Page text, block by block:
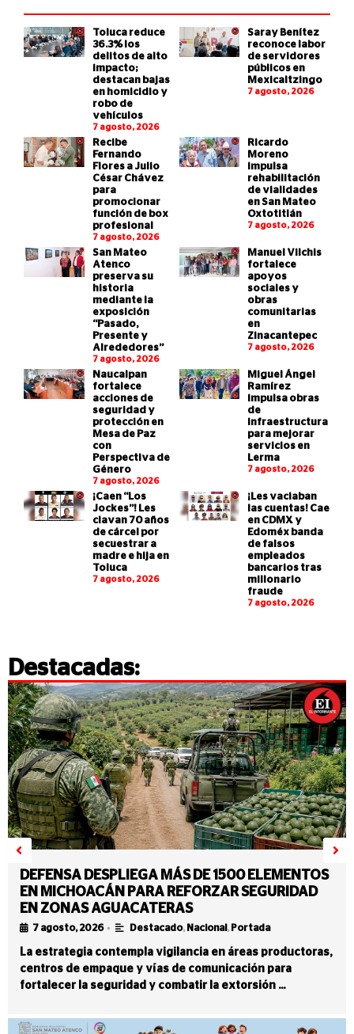
Toluca reduce
36.3% los
delitos de alto
impacto;
destacan bajas
en homicidio y
robo de
vehículos
7 agosto, 2026
Saray Benítez
reconoce labor
de servidores
públicos en
Mexicaltzingo
7 agosto, 2026
Recibe
Fernando
Flores a Julio
César Chávez
para
promocionar
función de box
profesional
7 agosto, 2026
Ricardo
Moreno
impulsa
rehabilitación
de vialidades
en San Mateo
Oxtotitlán
7 agosto, 2026
San Mateo
Atenco
preserva su
historia
mediante la
exposición
“Pasado,
Presente y
Alrededores”
7 agosto, 2026
Manuel Vilchis
fortalece
apoyos
sociales y
obras
comunitarias
en
Zinacantepec
7 agosto, 2026
Naucalpan
fortalece
acciones de
seguridad y
protección en
Mesa de Paz
con
Perspectiva de
Género
7 agosto, 2026
Miguel Ángel
Ramírez
impulsa obras
de
infraestructura
para mejorar
servicios en
Lerma
7 agosto, 2026
¡Caen “Los
Jockes”! Les
clavan 70 años
de cárcel por
secuestrar a
madre e hija en
Toluca
7 agosto, 2026
¡Les vaciaban
las cuentas! Cae
en CDMX y
Edoméx banda
de falsos
empleados
bancarios tras
millonario
fraude
7 agosto, 2026
Destacadas:
DEFENSA DESPLIEGA MÁS DE 1500 ELEMENTOS
EN MICHOACÁN PARA REFORZAR SEGURIDAD
EN ZONAS AGUACATERAS
7 agosto, 2026 • Destacado, Nacional , Portada
La estrategia contempla vigilancia en áreas productoras,
centros de empaque y vías de comunicación para
fortalecer la seguridad y combatir la extorsión …